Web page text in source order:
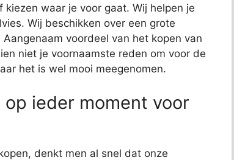
waar je voor gaat. Wij helpen je
Wij beschikken over een grote
voordeel van het kopen van
niet je voornaamste reden om voor de
het is wel mooi meegenomen.
ieder moment voor
denkt men al snel dat onze